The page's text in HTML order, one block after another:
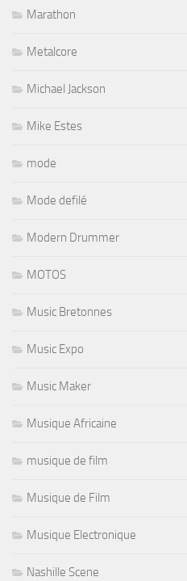
Marathon
Metalcore
Michael Jackson
Mike Estes
mode
Mode defilé
Modern Drummer
MOTOS
Music Bretonnes
Music Expo
Music Maker
Musique Africaine
musique de film
Musique de Film
Musique Electronique
Nashille Scene